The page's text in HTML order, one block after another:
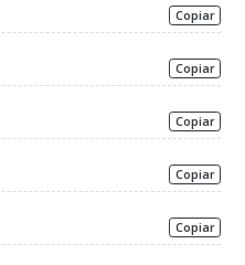
Copiar
Copiar
Copiar
Copiar
Copiar